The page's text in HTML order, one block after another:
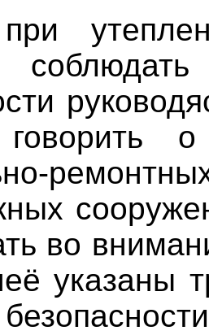
о
во
указаны